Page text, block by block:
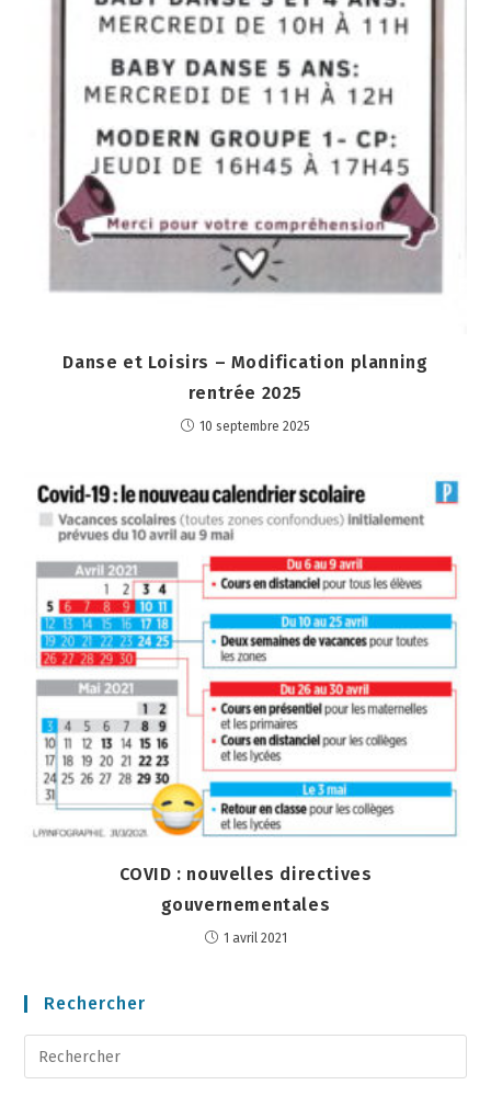
Danse et Loisirs – Modification planning
rentrée 2025
10 septembre 2025
COVID : nouvelles directives
gouvernementales
1 avril 2021
Rechercher